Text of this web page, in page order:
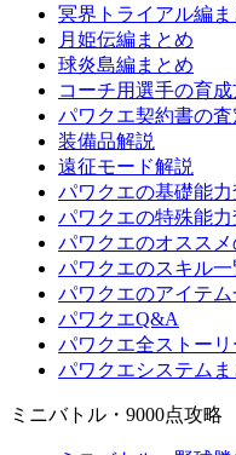
冥界トライアル編ま
月姫伝編まとめ
球炎島編まとめ
コーチ用選手の育
パワクエ契約書の
装備品解説
遠征モード解説
パワクエの基礎能
パワクエの特殊能
パワクエのオスス
パワクエのスキル一
パワクエのアイテム
パワクエQ&A
パワクエ全ストー
パワクエシステムま
ミニバトル・9000点攻略